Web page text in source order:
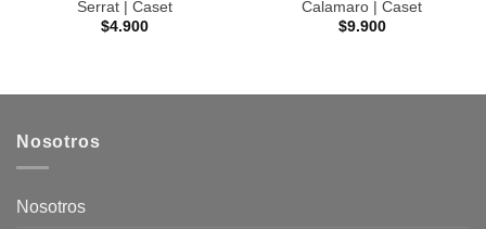
Serrat | Caset
$4.900
Calamaro | Caset
$9.900
Nosotros
Nosotros